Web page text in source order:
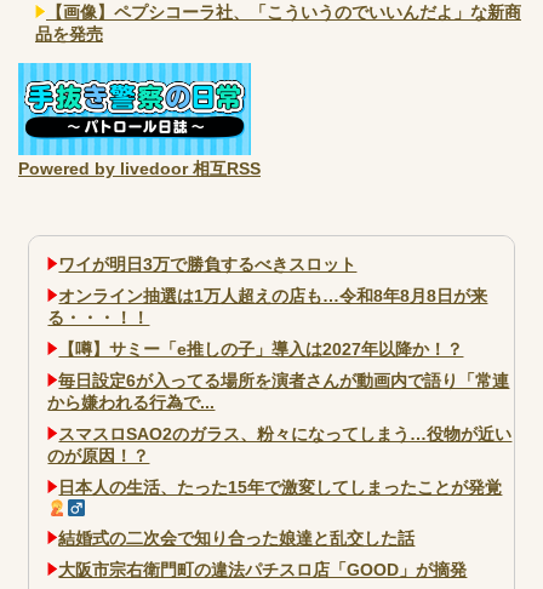
【画像】ペプシコーラ社、「こういうのでいいんだよ」な新商
品を発売
Powered by livedoor 相互RSS
ワイが明日3万で勝負するべきスロット
オンライン抽選は1万人超えの店も…令和8年8月8日が来
る・・・！！
【噂】サミー「e推しの子」導入は2027年以降か！？
毎日設定6が入ってる場所を演者さんが動画内で語り「常連
から嫌われる行為で...
スマスロSAO2のガラス、粉々になってしまう…役物が近い
のが原因！？
日本人の生活、たった15年で激変してしまったことが発覚
結婚式の二次会で知り合った娘達と乱交した話
大阪市宗右衛門町の違法パチスロ店「GOOD」が摘発